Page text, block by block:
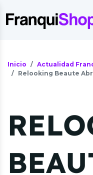
Inicio
Actualidad
Relooking Beaute